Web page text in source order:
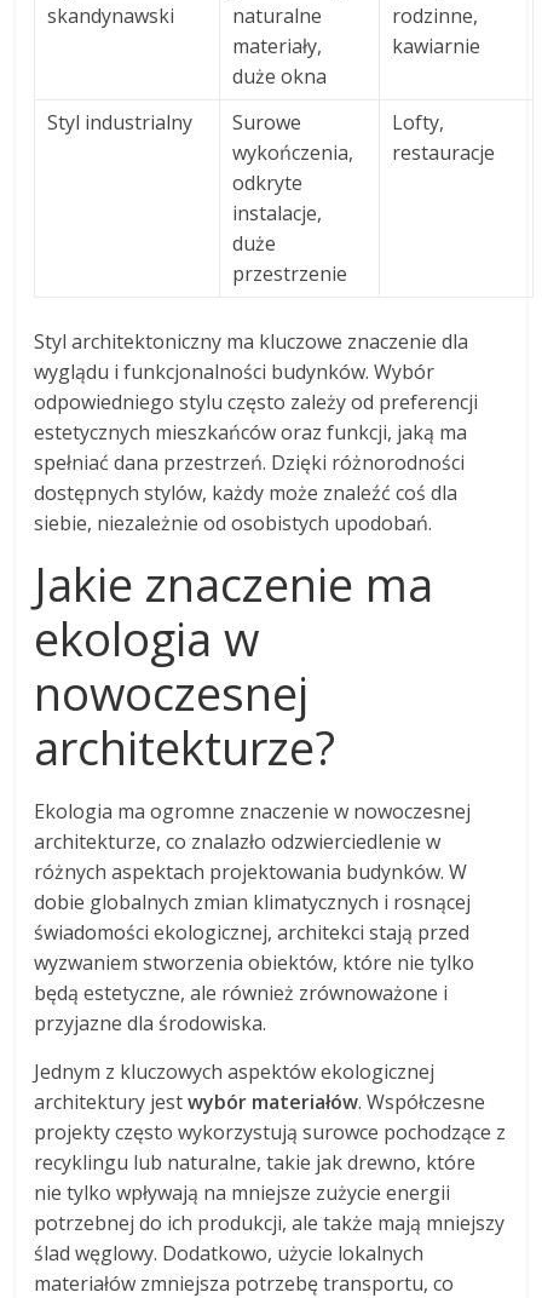
skandynawski
naturalne
materiały,
duże okna
rodzinne,
kawiarnie
Styl industrialny
Surowe
wykończenia,
odkryte
instalacje,
duże
przestrzenie
Lofty,
restauracje
Styl architektoniczny ma kluczowe znaczenie dla
wyglądu i funkcjonalności budynków. Wybór
odpowiedniego stylu często zależy od preferencji
estetycznych mieszkańców oraz funkcji, jaką ma
spełniać dana przestrzeń. Dzięki różnorodności
dostępnych stylów, każdy może znaleźć coś dla
siebie, niezależnie od osobistych upodobań.
Jakie znaczenie ma
ekologia w
nowoczesnej
architekturze?
Ekologia ma ogromne znaczenie w nowoczesnej
architekturze, co znalazło odzwierciedlenie w
różnych aspektach projektowania budynków. W
dobie globalnych zmian klimatycznych i rosnącej
świadomości ekologicznej, architekci stają przed
wyzwaniem stworzenia obiektów, które nie tylko
będą estetyczne, ale również zrównoważone i
przyjazne dla środowiska.
Jednym z kluczowych aspektów ekologicznej
architektury jestwybór materiałów. Współczesne
projekty często wykorzystują surowce pochodzące z
recyklingu lub naturalne, takie jak drewno, które
nie tylko wpływają na mniejsze zużycie energii
potrzebnej do ich produkcji, ale także mają mniejszy
ślad węglowy. Dodatkowo, użycie lokalnych
materiałów zmniejsza potrzebę transportu, co